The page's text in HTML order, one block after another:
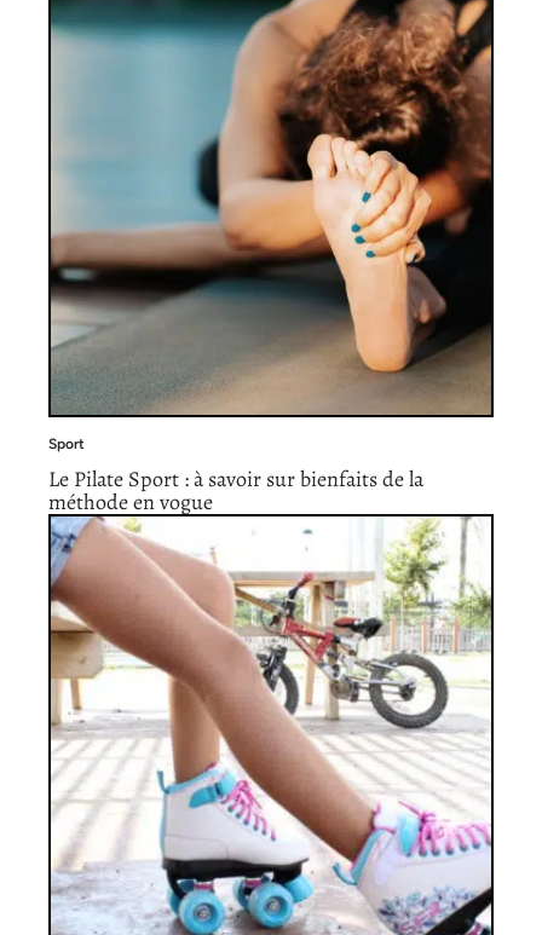
Sport
Le Pilate Sport : à savoir sur bienfaits de la
méthode en vogue